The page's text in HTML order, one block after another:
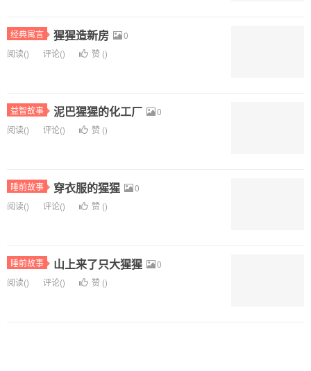
经典寓言 猩猩造新房
0
阅读() 评论() 赞 ()
益智故事 泥巴猩猩的化工厂
0
阅读() 评论() 赞 ()
睡前故事 穿衣服的猩猩
0
阅读() 评论() 赞 ()
睡前故事 山上来了只大猩猩
0
阅读() 评论() 赞 ()